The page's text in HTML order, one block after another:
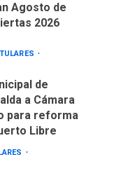
Agosto de
2026
de
a Cámara
para reforma
Libre